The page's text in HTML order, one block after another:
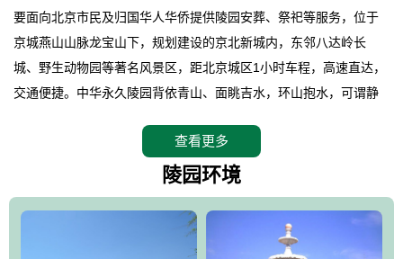
要面向北京市民及归国华人华侨提供陵园安葬、祭祀等服务，位于
京城燕山山脉龙宝山下，规划建设的京北新城内，东邻八达岭长
城、野生动物园等著名风景区，距北京城区1小时车程，高速直达，
交通便捷。中华永久陵园背依青山、面眺吉水，环山抱水，可谓静
地。在总体设计上完全以中国传统文化作为前渠，由三条山脊环绕
而成，宛如一把太师椅，呈坐南朝北向，左青龙，右白虎，前朱
环绕挡住了外界的风吹，流动的生气遇到官厅的水又止住了，正好
符合山环水抱，藏风纳气的要求。中华永久陵园风景庄重典雅、气
查看更多
陵园环境